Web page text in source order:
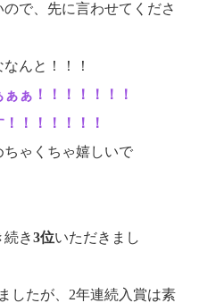
Company Information
Corporate philosophy
History
Retail business
Seeking new supplier
社长致辞及介绍
公司概要
企业理念
沿革
批发的
で、先に言わせてくださ
んと！！！
ぁ！！！！！！！
！！！！！！
ちゃくちゃ嬉しいで
続き3位いただきまし
したが、2年連続入賞は素